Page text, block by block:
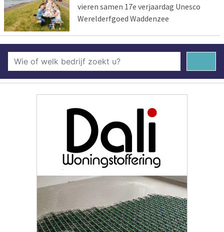
vieren samen 17e verjaardag Unesco
Werelderfgoed Waddenzee